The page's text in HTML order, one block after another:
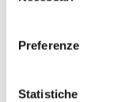
Preferenze
StatisticheCittadini